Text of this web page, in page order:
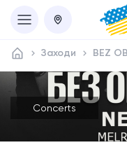
Заходи BEZ
Concerts